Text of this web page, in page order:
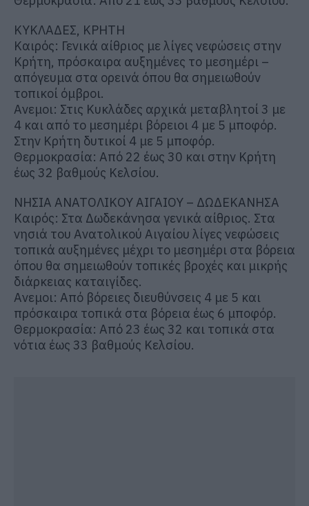
ΚΥΚΛΑΔΕΣ, ΚΡΗΤΗ
Καιρός: Γενικά αίθριος με λίγες νεφώσεις στην
Κρήτη, πρόσκαιρα αυξημένες το μεσημέρι –
απόγευμα στα ορεινά όπου θα σημειωθούν
τοπικοί όμβροι.
Ανεμοι: Στις Κυκλάδες αρχικά μεταβλητοί 3 με
4 και από το μεσημέρι βόρειοι 4 με 5 μποφόρ.
Στην Κρήτη δυτικοί 4 με 5 μποφόρ.
Θερμοκρασία: Από 22 έως 30 και στην Κρήτη
έως 32 βαθμούς Κελσίου.
ΝΗΣΙΑ ΑΝΑΤΟΛΙΚΟΥ ΑΙΓΑΙΟΥ – ΔΩΔΕΚΑΝΗΣΑ
Καιρός: Στα Δωδεκάνησα γενικά αίθριος. Στα
νησιά του Ανατολικού Αιγαίου λίγες νεφώσεις
τοπικά αυξημένες μέχρι το μεσημέρι στα βόρεια
όπου θα σημειωθούν τοπικές βροχές και μικρής
διάρκειας καταιγίδες.
Ανεμοι: Από βόρειες διευθύνσεις 4 με 5 και
πρόσκαιρα τοπικά στα βόρεια έως 6 μποφόρ.
Θερμοκρασία: Από 23 έως 32 και τοπικά στα
νότια έως 33 βαθμούς Κελσίου.